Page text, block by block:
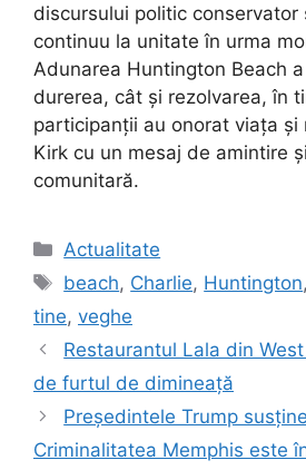
discursului politic conservator
continuu la unitate în urma
Adunarea Huntington Beach
durerea, cât și rezolvarea, în
participanții au onorat viața și
Kirk cu un mesaj de amintire
comunitară.
Categories
Actualitate
Tags
beach, Charlie, Huntington,
tine, veghe
Restaurantul Lala din
de furtul de dimineață
Președintele Trump
Criminalitatea Memphis este